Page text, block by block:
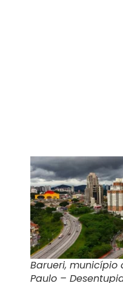
Barueri, município
Paulo –